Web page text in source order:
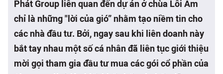
Phát Group liên quan đến dự án ở chùa Lôi Âm
chỉ là những "lời của gió” nhằm tạo niềm tin cho
các nhà đầu tư. Bởi, ngay sau khi liên doanh này
bắt tay nhau một số cá nhân đã liên tục giới thiệu
mời gọi tham gia đầu tư mua các gói cổ phần của